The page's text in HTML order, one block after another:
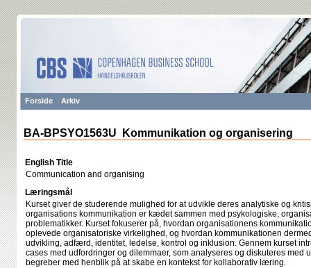
Forside Arkiv
BA-BPSYO1563U Kommunikation og organisering
English Title
Communication and organising
Læringsmål
Kurset giver de studerende mulighed for at udvikle deres analytiske og
organisations kommunikation er kædet sammen med psykologiske,
problematikker. Kurset fokuserer på, hvordan organisationens
oplevede organisatoriske virkelighed, og hvordan kommunikationen
udvikling, adfærd, identitet, ledelse, kontrol og inklusion. Gennem kurset
cases med udfordringer og dilemmaer, som analyseres og diskuteres med
begreber med henblik på at skabe en kontekst for kollaborativ læring.